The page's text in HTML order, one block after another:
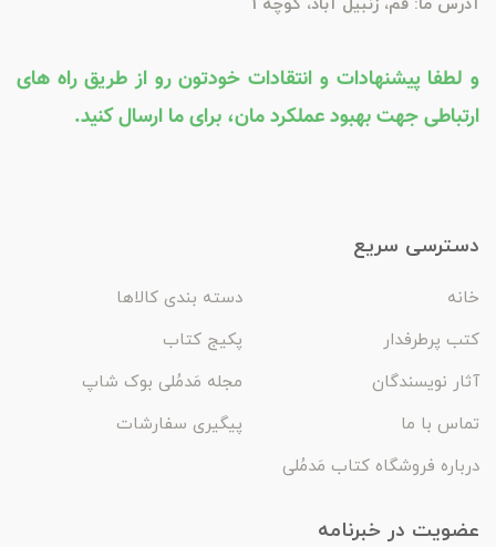
آدرس ما: قم، زنبیل آباد، کوچه 1
و لطفا پیشنهادات و انتقادات خودتون رو از طریق راه های
ارتباطی جهت بهبود عملکرد مان، برای ما ارسال کنید.
دسترسی سریع
خانه
دسته بندی کالاها
کتب پرطرفدار
پکیج کتاب
آثار نویسندگان
مجله مَدمُلی بوک شاپ
تماس با ما
پیگیری سفارشات
درباره فروشگاه کتاب مَدمُلی
عضویت در خبرنامه